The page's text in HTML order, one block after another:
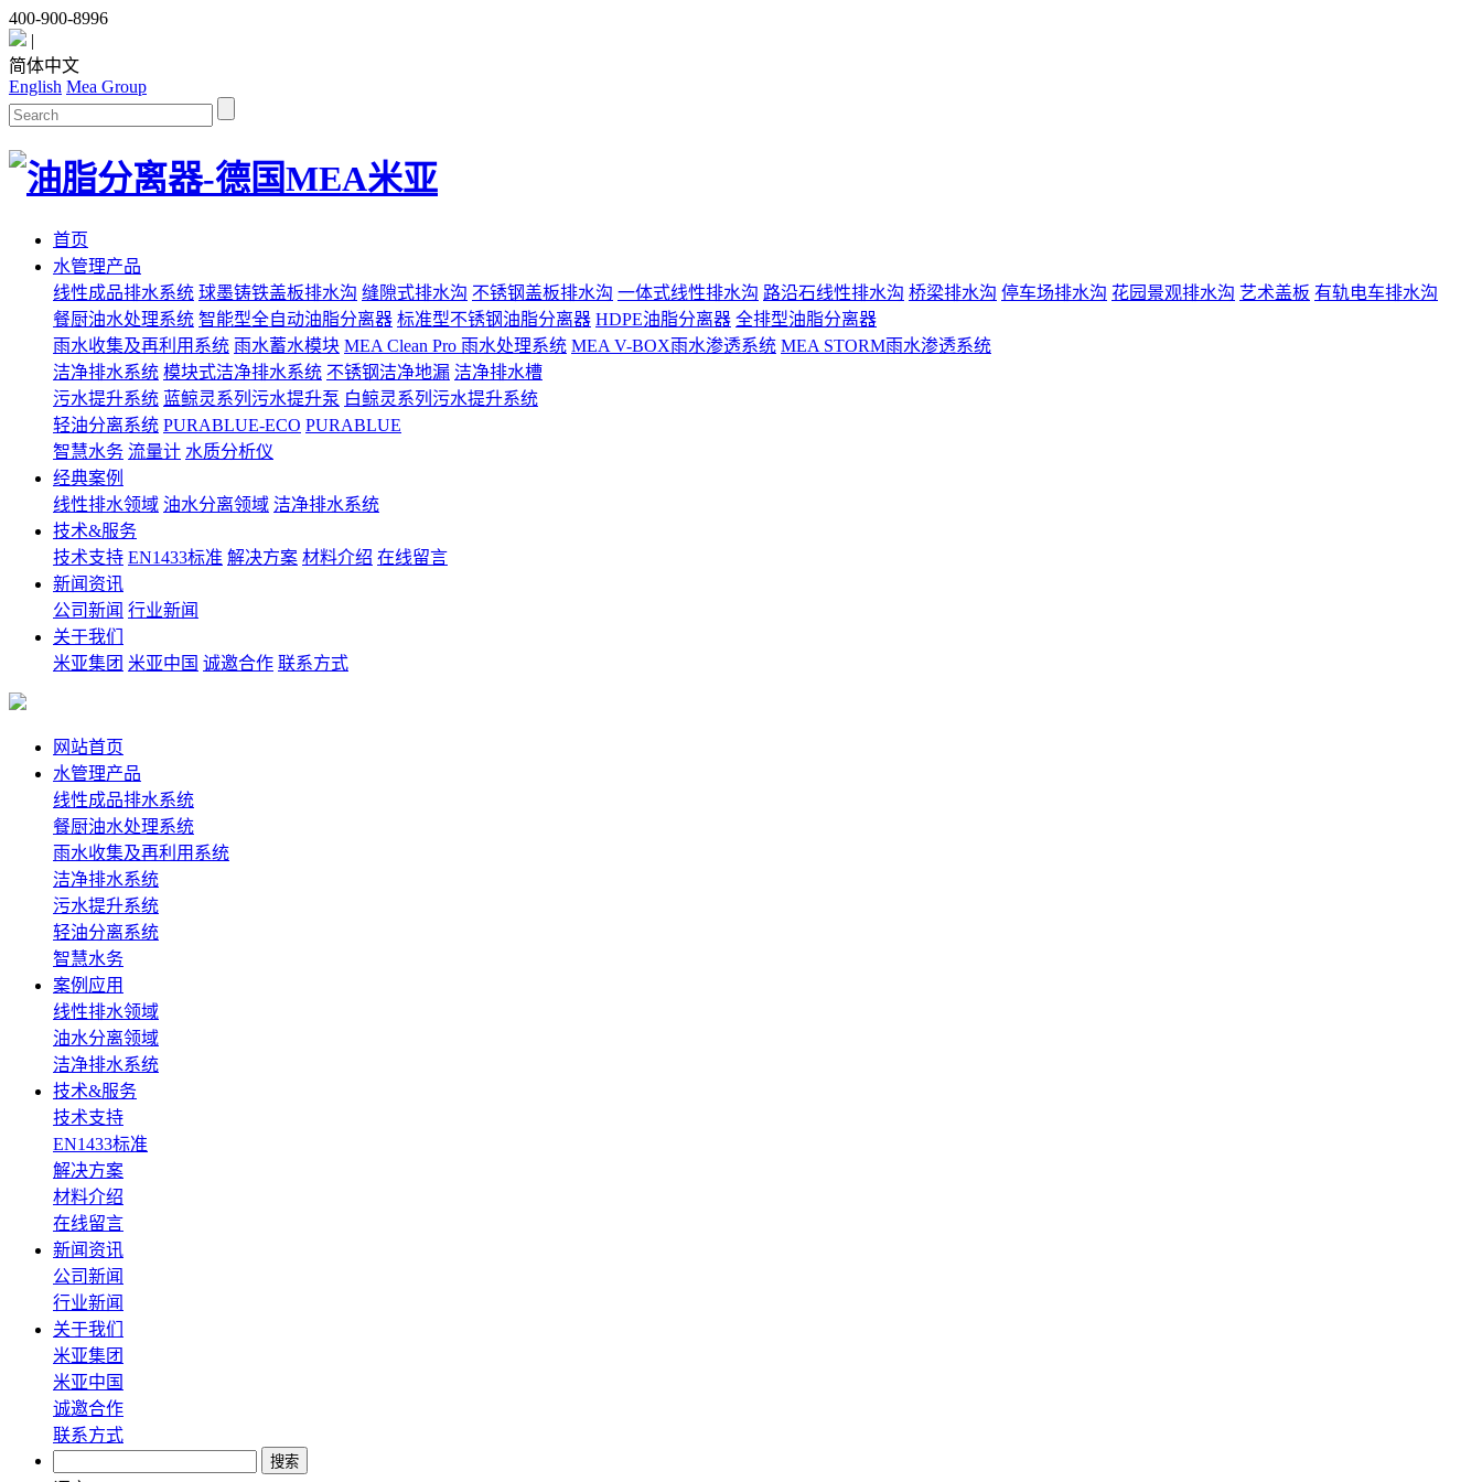
400-900-8996
|
简体中文
English Mea Group
首页
水管理产品
线性成品排水系统 球墨铸铁盖板排水沟 缝隙式排水沟 不锈钢盖板排水沟 一体式线性排水沟 路沿石线性排水沟 桥梁排水沟 停车场排水沟 花园景观排水沟 艺术盖板 有轨电车排水沟
餐厨油水处理系统 智能型全自动油脂分离器 标准型不锈钢油脂分离器 HDPE油脂分离器 全排型油脂分离器
雨水收集及再利用系统 雨水蓄水模块 MEA Clean Pro 雨水处理系统 MEA V-BOX雨水渗透系统 MEA STORM雨水渗透系统
洁净排水系统 模块式洁净排水系统 不锈钢洁净地漏 洁净排水槽
污水提升系统 蓝鲸灵系列污水提升泵 白鲸灵系列污水提升系统
轻油分离系统 PURABLUE-ECO PURABLUE
智慧水务 流量计 水质分析仪
经典案例
线性排水领域 油水分离领域 洁净排水系统
技术&服务
技术支持 EN1433标准 解决方案 材料介绍 在线留言
新闻资讯
公司新闻 行业新闻
关于我们
米亚集团 米亚中国 诚邀合作 联系方式
网站首页
水管理产品
线性成品排水系统
餐厨油水处理系统
雨水收集及再利用系统
洁净排水系统
污水提升系统
轻油分离系统
智慧水务
案例应用
线性排水领域
油水分离领域
洁净排水系统
技术&服务
技术支持
EN1433标准
解决方案
材料介绍
在线留言
新闻资讯
公司新闻
行业新闻
关于我们
米亚集团
米亚中国
诚邀合作
联系方式